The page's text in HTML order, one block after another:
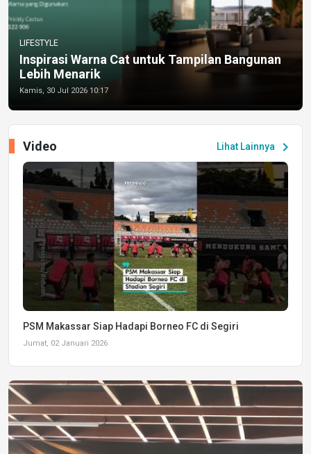
LIFESTYLE
Inspirasi Warna Cat untuk Tampilan Bangunan
Lebih Menarik
Kamis, 30 Jul 2026 10:17
Lihat Lainnya chevron_right
Video
PSM Makassar Siap Hadapi Borneo FC di Segiri
Jumat, 02 Januari 2026